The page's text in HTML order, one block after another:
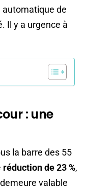
de
Il y a urgence à
: une
la barre des 55
réduction de 23 %,
valable